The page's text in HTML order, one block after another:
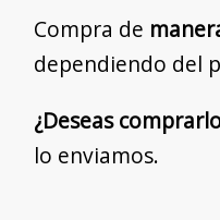
Compra de
dependiendo del
¿Deseas
lo enviamos.